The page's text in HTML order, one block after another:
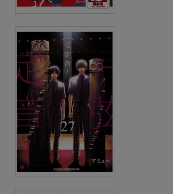
硬派隊長雌性暴露BLACK
OUT(全)
NT$160 90折 NT$144 (USD4.78)